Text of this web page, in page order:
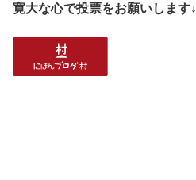
寛大な心で投票をお願いします↓